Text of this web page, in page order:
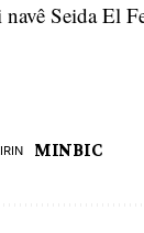
Seida El
MINBIC